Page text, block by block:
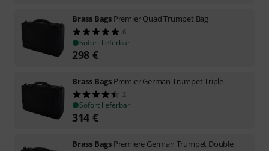
Brass Bags Premier Quad Trumpet Bag
6
Sofort lieferbar
298 €
Brass Bags Premier German Trumpet Triple
2
Sofort lieferbar
314 €
Brass Bags Premiere German Trumpet Double